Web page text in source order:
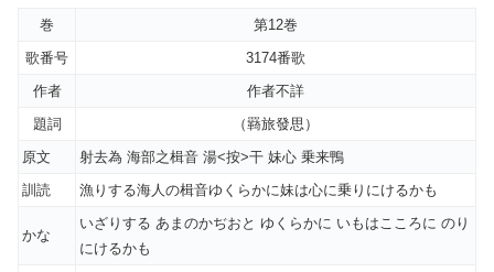
巻
第12巻
歌番号
3174番歌
作者
作者不詳
題詞
（羇旅發思）
原文
射去為 海部之楫音 湯<按>干 妹心 乗来鴨
訓読
漁りする海人の楫音ゆくらかに妹は心に乗りにけるかも
かな
いざりする あまのかぢおと ゆくらかに いもはこころに のり
にけるかも